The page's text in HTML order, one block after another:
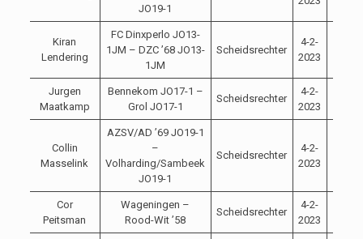
JO19-1
Kiran
Lendering
FC Dinxperlo JO13-
1JM – DZC ’68 JO13-
1JM
Scheidsrechter
4-2-
2023
Jurgen
Maatkamp
Bennekom JO17-1 –
Grol JO17-1
Scheidsrechter
4-2-
2023
Collin
Masselink
AZSV/AD ’69 JO19-1
–
Volharding/Sambeek
JO19-1
Scheidsrechter
4-2-
2023
Cor
Peitsman
Wageningen –
Rood-Wit ’58
Scheidsrechter
4-2-
2023